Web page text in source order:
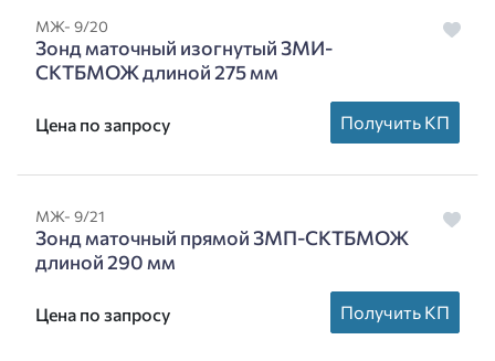
МЖ- 9/20
Зонд маточный изогнутый ЗМИ-
СКТБМОЖ длиной 275 мм
Цена по запросу Получить КП
МЖ- 9/21
Зонд маточный прямой ЗМП-СКТБМОЖ
длиной 290 мм
Цена по запросу Получить КП